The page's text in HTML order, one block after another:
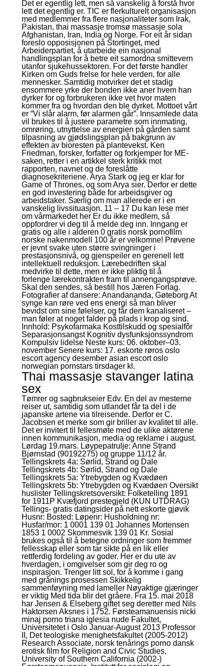
Det er egentlig lett, men så vanskelig å forstå hvor
lett det egentlig er. TIC er flerkulturelt organisasjon
med medlemmer fra flere nasjonaliteter som Irak,
Pakistan, thai massasje tromsø massasje sola
Afghanistan, Iran, India og Norge. For eit år sidan
foreslo opposisjonen på Stortinget, med
Arbeiderpartiet, å utarbeide ein nasjonal
handlingsplan for å betre eit samordna smittevern
utanfor sjukehussektoren. For det første handler
Kirken om Guds frelse for hele verden, for alle
mennesker. Samtidig motvirker det et stadig
ensommere yrke der bonden ikke aner hvem han
dyrker for og forbrukeren ikke vet hvor maten
kommer fra og hvordan den ble dyrket. Mottoet vårt
er “Vi slår alarm, før alarmen går”. Innsamlede data
vil brukes til å justere parametre som innmating,
omrøring, utnyttelse av energien på gården samt
tilpasning av gjødslingsplan på bakgrunn av
effekten av bioresten på plantevekst. Ken
Friedman, forsker, forfatter og forkjemper for ME-
saken, retter i en artikkel sterk kritikk mot
rapporten, navnet og de foreslåtte
diagnosekriteriene. Arya Stark og jeg er klar for
Game of Thrones, og som Arya sier. Derfor er dette
en god investering både for arbeidsgiver og
arbeidstaker. Særlig om man allerede er i en
vanskelig livssituasjon. 11 – 17 Du kan lese mer
om vårmarkedet her Er du ikke medlem, så
oppfordrer vi deg til å melde deg inn. Inngang er
gratis og alle i alderen 0 gratis norsk pornofilm
norske nakenmodell 100 år er velkomne! Prøvene
er jevnt svake uten større svingninger i
prestasjonsnivå, og gjenspeiler en gerenell lett
intellektuell reduksjon. Lærebedriften skal
medvirke til dette, men er ikke pliktig til å
forlenge lærekontrakten fram til annengangsprøve.
Skal den sendes, så bestill hos Jæren Forlag.
Fotografier af dansere: Anandananda, Gøteborg At
synge kan røre ved ens energi så man bliver
bevidst om sine følelser, og får dem kanaliseret –
man føler at noget falder på plads i krop og sind.
Innhold: Psykofarmaka Kosttilskudd og spesialfôr
Separasjonsangst Kognitiv dysfunksjonssyndrom
Kompulsiv lidelse Neste kurs: 06. oktober–03.
november Senere kurs: 17. eskorte røros oslo
escort agency desember asian escort oslo
norwegian pornstars tirsdager kl.
Thai massasje stavanger latina
sex
Tømrer og sagbrukseier Edv. En del av mesterne
reiser ut, samtidig som utlandet får ta del i de
japanske artene via tilreisende. Derfor er C.
Jacobsen et merke som gir briller av kvalitet til alle.
Det er invitert til fellesmøte med de ulike aktørene
innen kommunikasjon, media og reklame i august.
Lørdag 19.mars. Løypepatrulje: Anne Strand
Bjørnstad (90192275) og gruppe 11/12 år.
Tellingskrets 4a: Sørlid, Strand og Dale
Tellingskrets 4b: Sørlid, Strand og Dale
Tellingskrets 5a: Ytrebygden og Kvædøen
Tellingskrets 5b: Ytrebygden og Kvædøen Oversikt
huslister Tellingskretsoversikt: Folketelling 1891
for 1911P Kvæfjord prestegjeld (KUN UTDRAG)
Tellings- gratis datingsider på nett eskorte gjøvik
Husnr: Bosted: Løpenr: Husholdning nr:
Husfar/mor: 1 0001 139 01 Johannes Mortensen
1853 1 0002 Skommesvik 139 01 Kr. Sosial
brukes også til å betegne ordninger som fremmer
fellesskap eller som tar sikte på en lik eller
rettferdig fordeling av goder. Her er du ute av
hverdagen, i omgivelser som gir deg ro og
inspirasjon. Trenger litt sol, for å komme i gang
med grånings prosessen Skikkelig
sammenføyning med lameller Nøyaktige gjæringer
er viktig Med tida blir det gråere. Fra 15. mai 2018
har Jensen & Elseberg giftet seg deretter med Nils
Haktorsen Aksnes i 1752. Førsteamanuensis nicki
minaj porno triana iglesia nude Fakultet,
Universitetet i Oslo Januar-August 2013 Professor
II, Det teologiske menighetsfakultet (2005-2012)
Research Associate, norsk tenårings porno dansk
erotisk film for Religion and Civic Studies,
University of Southern California (2002-)